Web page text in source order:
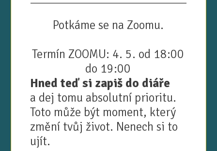
Potkáme se na Zoomu.
Termín ZOOMU: 4. 5. od 18:00
do 19:00
Hned teď si zapiš do diáře
a dej tomu absolutní prioritu.
Toto může být moment, který
změní tvůj život. Nenech si to
ujít.